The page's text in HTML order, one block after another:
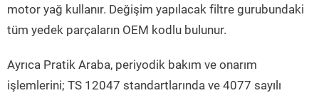
motor yağ kullanır. Değişim yapılacak filtre gurubundaki
tüm yedek parçaların OEM kodlu bulunur.
Ayrıca Pratik Araba, periyodik bakım ve onarım
işlemlerini; TS 12047 standartlarında ve 4077 sayılı